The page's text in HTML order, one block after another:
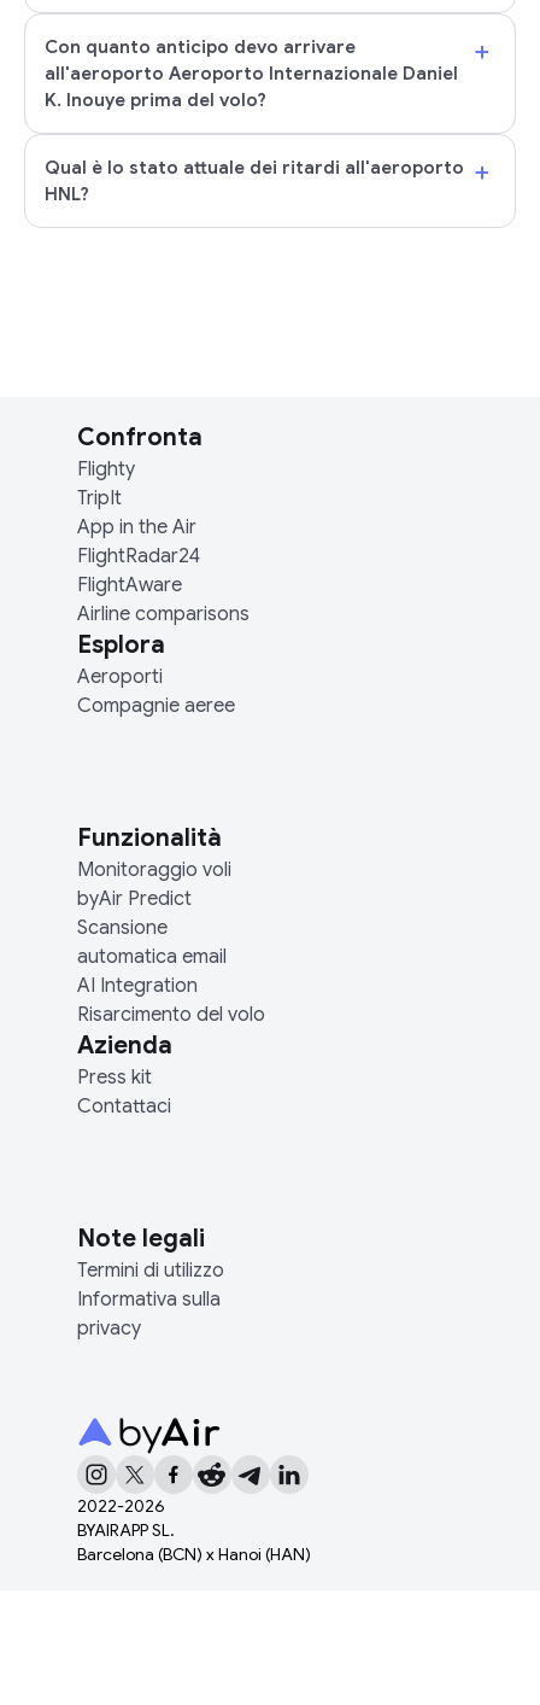
Con quanto anticipo devo arrivare
all'aeroporto Aeroporto Internazionale Daniel
K. Inouye prima del volo?
+
Qual è lo stato attuale dei ritardi all'aeroporto
HNL?
+
2022-2026
BYAIRAPP SL.
Barcelona (BCN) x Hanoi (HAN)
Confronta
Flighty
TripIt
App in the Air
FlightRadar24
FlightAware
Airline comparisons
Esplora
Aeroporti
Compagnie aeree
Funzionalità
Monitoraggio voli
byAir Predict
Scansione
automatica email
AI Integration
Risarcimento del volo
Azienda
Press kit
Contattaci
Note legali
Termini di utilizzo
Informativa sulla
privacy